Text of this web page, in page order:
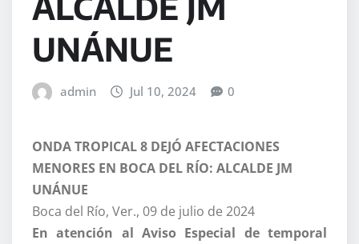
UNÁNUE
admin Jul 10, 2024 0
ONDA TROPICAL 8 DEJÓ AFECTACIONES
MENORES EN BOCA DEL RÍO: ALCALDE JM
UNÁNUE
Boca del Río, Ver., 09 de julio de 2024
En atención al Aviso Especial de temporal